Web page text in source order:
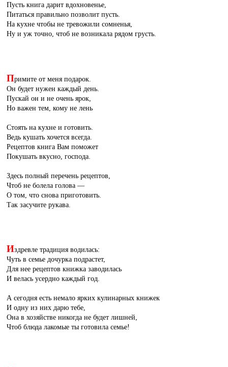
Пусть книга дарит вдохновенье,
Питаться правильно позволит пусть.
На кухне чтобы не тревожили сомненья,
Ну и уж точно, чтоб не возникала рядом грусть.
Примите от меня подарок.
Он будет нужен каждый день.
Пускай он и не очень ярок,
Но важен тем, кому не лень
Стоять на кухне и готовить.
Ведь кушать хочется всегда.
Рецептов книга Вам поможет
Покушать вкусно, господа.
Здесь полный перечень рецептов,
Чтоб не болела голова —
О том, что снова приготовить.
Так засучите рукава.
Издревле традиция водилась:
Чуть в семье дочурка подрастет,
Для нее рецептов книжка заводилась
И велась усердно каждый год.
А сегодня есть немало ярких кулинарных книжек
И одну из них дарю тебе,
Она в хозяйстве никогда не будет лишней,
Чтоб блюда лакомые ты готовила семье!